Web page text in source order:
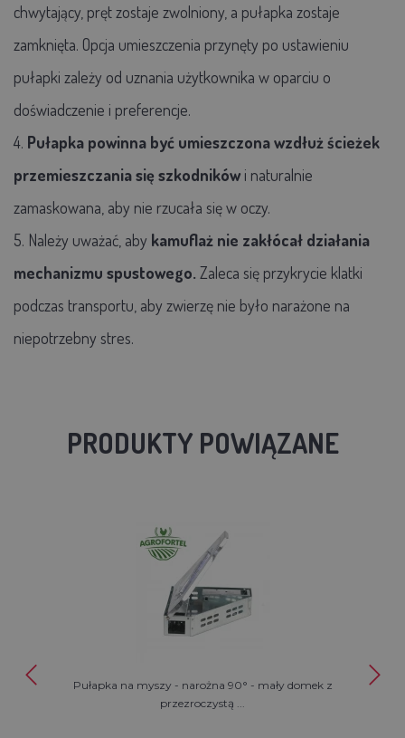
chwytający, pręt zostaje zwolniony, a pułapka zostaje
zamknięta. Opcja umieszczenia przynęty po ustawieniu
pułapki zależy od uznania użytkownika w oparciu o
doświadczenie i preferencje.
4. Pułapka powinna być umieszczona wzdłuż ścieżek
przemieszczania się szkodników i naturalnie
zamaskowana, aby nie rzucała się w oczy.
5. Należy uważać, aby kamuflaż nie zakłócał działania
mechanizmu spustowego. Zaleca się przykrycie klatki
podczas transportu, aby zwierzę nie było narażone na
niepotrzebny stres.
PRODUKTY POWIĄZANE
Pułapka na myszy - narożna 90° - mały domek z
przezroczystą ...